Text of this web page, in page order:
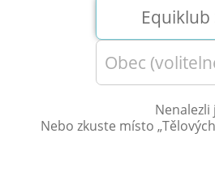
Nenalezli
Nebo zkuste místo „